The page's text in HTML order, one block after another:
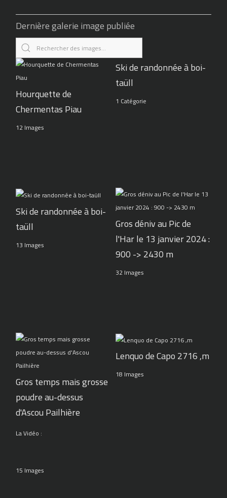
Dernière galerie image publiée
Hourquette de
Chermentas Piau
12 Images
Ski de randonnée à boi-
taüll
1 Catégorie
Ski de randonnée à boi-
taüll
13 Images
Gros déniv au Pic de
l'Har le 13 janvier 2024 :
900 -> 2430 m
32 Images
Gros temps mais grosse
poudre au-dessus
d'Ascou Pailhière
La Vidéo :
15 Images
Lenquo de Capo 2716 ,m
18 Images